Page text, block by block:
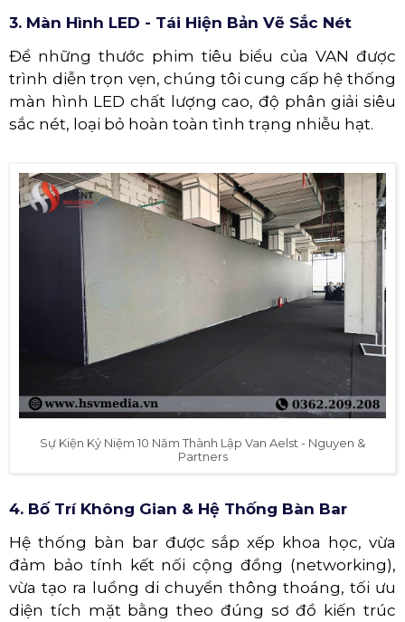
3. Màn Hình LED - Tái Hiện Bản Vẽ Sắc Nét
Để những thước phim tiêu biểu của VAN được
trình diễn trọn vẹn, chúng tôi cung cấp hệ thống
màn hình LED chất lượng cao, độ phân giải siêu
sắc nét, loại bỏ hoàn toàn tình trạng nhiễu hạt.
Sự Kiện Kỷ Niệm 10 Năm Thành Lập Van Aelst - Nguyen &
Partners
4. Bố Trí Không Gian & Hệ Thống Bàn Bar
Hệ thống bàn bar được sắp xếp khoa học, vừa
đảm bảo tính kết nối cộng đồng (networking),
vừa tạo ra luồng di chuyển thông thoáng, tối ưu
diện tích mặt bằng theo đúng sơ đồ kiến trúc